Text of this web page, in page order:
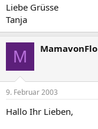
Liebe Grüsse
Tanja
M MamavonFlo
9. Februar 2003
Hallo Ihr Lieben,